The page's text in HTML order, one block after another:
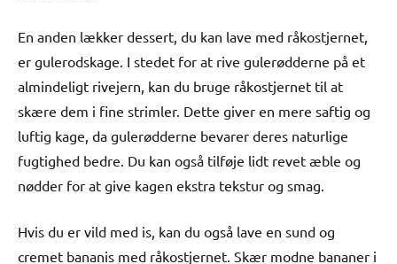
En anden lækker dessert, du kan lave med råkostjernet,
er gulerodskage. I stedet for at rive gulerødderne på et
almindeligt rivejern, kan du bruge råkostjernet til at
skære dem i fine strimler. Dette giver en mere saftig og
luftig kage, da gulerødderne bevarer deres naturlige
fugtighed bedre. Du kan også tilføje lidt revet æble og
nødder for at give kagen ekstra tekstur og smag.
Hvis du er vild med is, kan du også lave en sund og
cremet bananis med råkostjernet. Skær modne bananer i